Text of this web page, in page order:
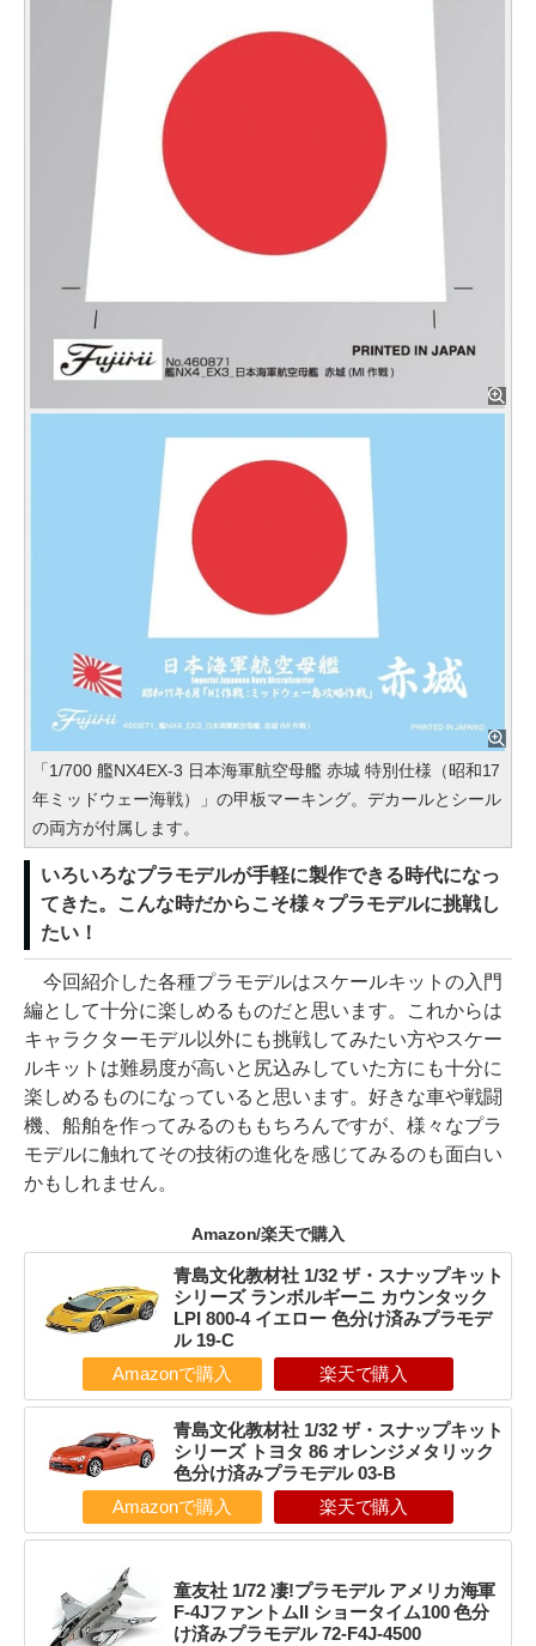
「1/700 艦NX4EX-3 日本海軍航空母艦 赤城 特別仕様（昭和17
年ミッドウェー海戦）」の甲板マーキング。デカールとシール
の両方が付属します。
いろいろなプラモデルが手軽に製作できる時代になっ
てきた。こんな時だからこそ様々プラモデルに挑戦し
たい！
今回紹介した各種プラモデルはスケールキットの入門
編として十分に楽しめるものだと思います。これからは
キャラクターモデル以外にも挑戦してみたい方やスケー
ルキットは難易度が高いと尻込みしていた方にも十分に
楽しめるものになっていると思います。好きな車や戦闘
機、船舶を作ってみるのももちろんですが、様々なプラ
モデルに触れてその技術の進化を感じてみるのも面白い
かもしれません。
Amazon/楽天で購入
青島文化教材社 1/32 ザ・スナップキット
シリーズ ランボルギーニ カウンタック
LPI 800-4 イエロー 色分け済みプラモデ
ル 19-C
Amazonで購入 楽天で購入
青島文化教材社 1/32 ザ・スナップキット
シリーズ トヨタ 86 オレンジメタリック
色分け済みプラモデル 03-B
Amazonで購入 楽天で購入
童友社 1/72 凄!プラモデル アメリカ海軍
F-4JファントムII ショータイム100 色分
け済みプラモデル 72-F4J-4500